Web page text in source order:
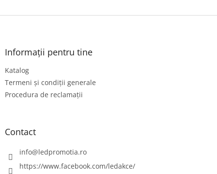
S
Informații pentru tine
Katalog
Termeni și condiții generale
Procedura de reclamații
Contact
info@ledpromotia.ro
https://www.facebook.com/ledakce/